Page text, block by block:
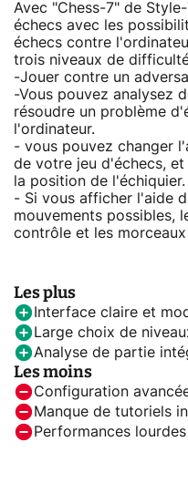
Avec "Chess-7" de
échecs avec les
échecs contre
trois niveaux de
-Jouer contre un
-Vous pouvez analysez
résoudre un problème
l'ordinateur.
- vous pouvez changer
de votre jeu d'échecs,
la position de l'échiquier.
- Si vous afficher l'aide
mouvements possibles,
contrôle et les
Les plus
Interface claire et
Large choix de
Analyse de partie
Les moins
Configuration
Manque de tutoriels
Performances